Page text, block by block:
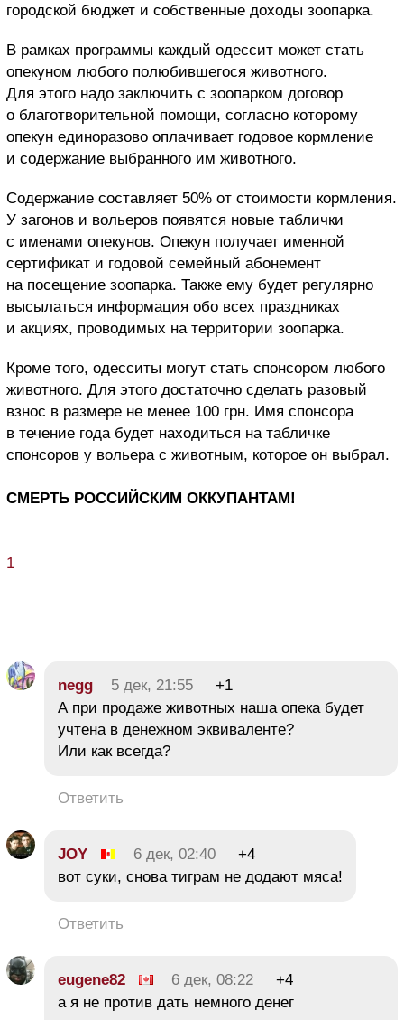
городской бюджет и собственные доходы зоопарка.
В рамках программы каждый одессит может стать
опекуном любого полюбившегося животного.
Для этого надо заключить с зоопарком договор
о благотворительной помощи, согласно которому
опекун единоразово оплачивает годовое кормление
и содержание выбранного им животного.
Содержание составляет 50% от стоимости кормления.
У загонов и вольеров появятся новые таблички
с именами опекунов. Опекун получает именной
сертификат и годовой семейный абонемент
на посещение зоопарка. Также ему будет регулярно
высылаться информация обо всех праздниках
и акциях, проводимых на территории зоопарка.
Кроме того, одесситы могут стать спонсором любого
животного. Для этого достаточно сделать разовый
взнос в размере не менее 100 грн. Имя спонсора
в течение года будет находиться на табличке
спонсоров у вольера с животным, которое он выбрал.
СМЕРТЬ РОССИЙСКИМ ОККУПАНТАМ!
1
negg 5 дек, 21:55
+1
А при продаже животных наша опека будет
учтена в денежном эквиваленте?
Или как всегда?
Ответить
JOY 6 дек, 02:40
+4
вот суки, снова тиграм не додают мяса!
Ответить
eugene82 6 дек, 08:22
+4
а я не против дать немного денег